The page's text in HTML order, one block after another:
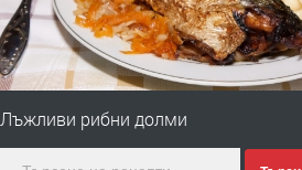
Лъжливи рибни долми